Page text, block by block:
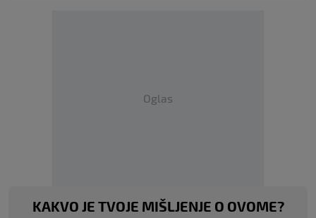
Oglas
KAKVO JE TVOJE MIŠLJENJE O OVOME?